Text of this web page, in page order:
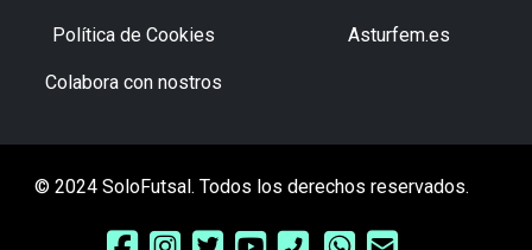
Política de Cookies
Colabora con nostros
Asturfem.es
© 2024 SoloFutsal. Todos los derechos reservados.